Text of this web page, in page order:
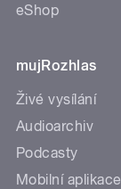
eShop
mujRozhlas
Živé vysílání
Audioarchiv
Podcasty
Mobilní aplikace